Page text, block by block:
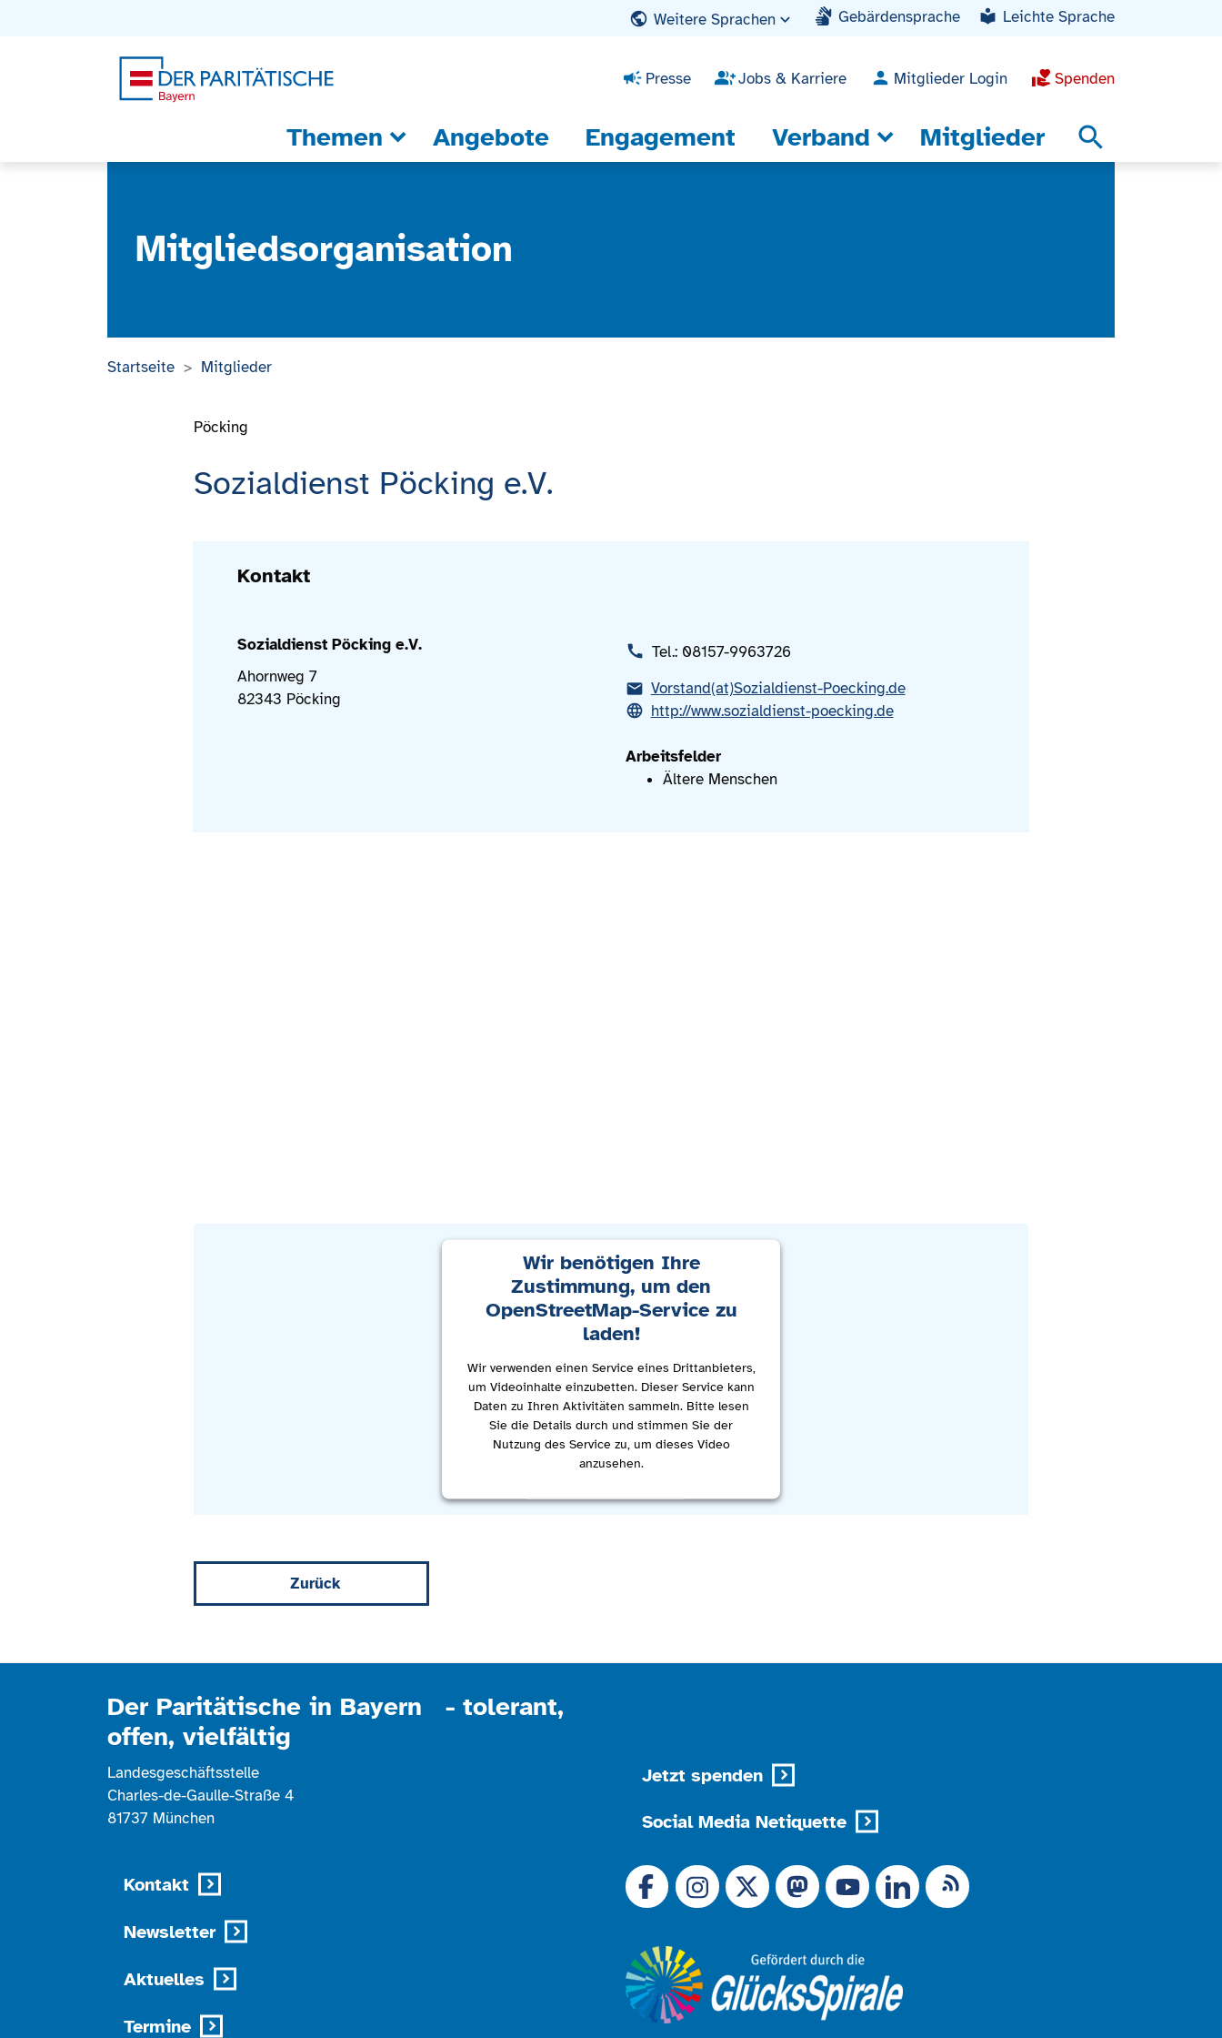
Weitere Sprachen Gebärdensprache Leichte Sprache
Presse Jobs & Karriere Mitglieder Login Spenden
Themen Angebote Engagement Verband Mitglieder search
Mitgliedsorganisation
Startseite Mitglieder
Sozialdienst Pöcking e.V.
Pöcking
Kontakt
Sozialdienst Pöcking e.V.
Ahornweg 7
82343 Pöcking
Tel.: 08157-9963726
Vorstand(at)Sozialdienst-Poecking.de
http://www.sozialdienst-poecking.de
Arbeitsfelder
Ältere Menschen
Wir benötigen Ihre
Zustimmung, um den
OpenStreetMap-Service zu
laden!
Wir verwenden einen Service eines Drittanbieters,
um Videoinhalte einzubetten. Dieser Service kann
Daten zu Ihren Aktivitäten sammeln. Bitte lesen
Sie die Details durch und stimmen Sie der
Nutzung des Service zu, um dieses Video
anzusehen.
Zurück
Der Paritätische in Bayern - tolerant,
offen, vielfältig
Landesgeschäftsstelle
Charles-de-Gaulle-Straße 4
81737 München
Kontakt
Newsletter
Aktuelles
Termine
Jetzt spenden
Social Media Netiquette
Link zu X (Ex-Twitter)
RSS-Feed